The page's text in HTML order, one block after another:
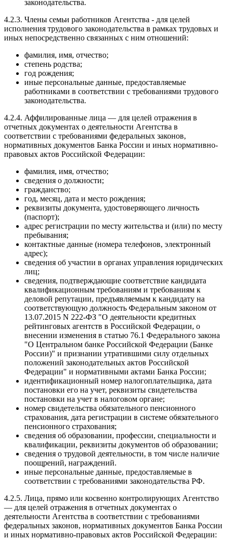
законодательства.
4.2.3. Члены семьи работников Агентства - для целей
исполнения трудового законодательства в рамках трудовых и
иных непосредственно связанных с ним отношений:
фамилия, имя, отчество;
степень родства;
год рождения;
иные персональные данные, предоставляемые
работниками в соответствии с требованиями трудового
законодательства.
4.2.4. Аффилированные лица — для целей отражения в
отчетных документах о деятельности Агентства в
соответствии с требованиями федеральных законов,
нормативных документов Банка России и иных нормативно-
правовых актов Российской Федерации:
фамилия, имя, отчество;
сведения о должности;
гражданство;
год, месяц, дата и место рождения;
реквизиты документа, удостоверяющего личность
(паспорт);
адрес регистрации по месту жительства и (или) по месту
пребывания;
контактные данные (номера телефонов, электронный
адрес);
сведения об участии в органах управления юридических
лиц;
сведения, подтверждающие соответствие кандидата
квалификационным требованиям и требованиям к
деловой репутации, предъявляемым к кандидату на
соответствующую должность Федеральным законом от
13.07.2015 N 222-ФЗ "О деятельности кредитных
рейтинговых агентств в Российской Федерации, о
внесении изменения в статью 76.1 Федерального закона
"О Центральном банке Российской Федерации (Банке
России)" и признании утратившими силу отдельных
положений законодательных актов Российской
Федерации" и нормативными актами Банка России;
идентификационный номер налогоплательщика, дата
постановки его на учет, реквизиты свидетельства
постановки на учет в налоговом органе;
номер свидетельства обязательного пенсионного
страхования, дата регистрации в системе обязательного
пенсионного страхования;
сведения об образовании, профессии, специальности и
квалификации, реквизиты документов об образовании;
сведения о трудовой деятельности, в том числе наличие
поощрений, награждений.
иные персональные данные, предоставляемые в
соответствии с требованиями законодательства РФ.
4.2.5. Лица, прямо или косвенно контролирующих Агентство
— для целей отражения в отчетных документах о
деятельности Агентства в соответствии с требованиями
федеральных законов, нормативных документов Банка России
и иных нормативно-правовых актов Российской Федерации: